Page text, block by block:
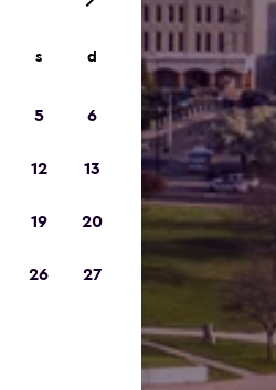
s d
5 6
12 13
19 20
26 27